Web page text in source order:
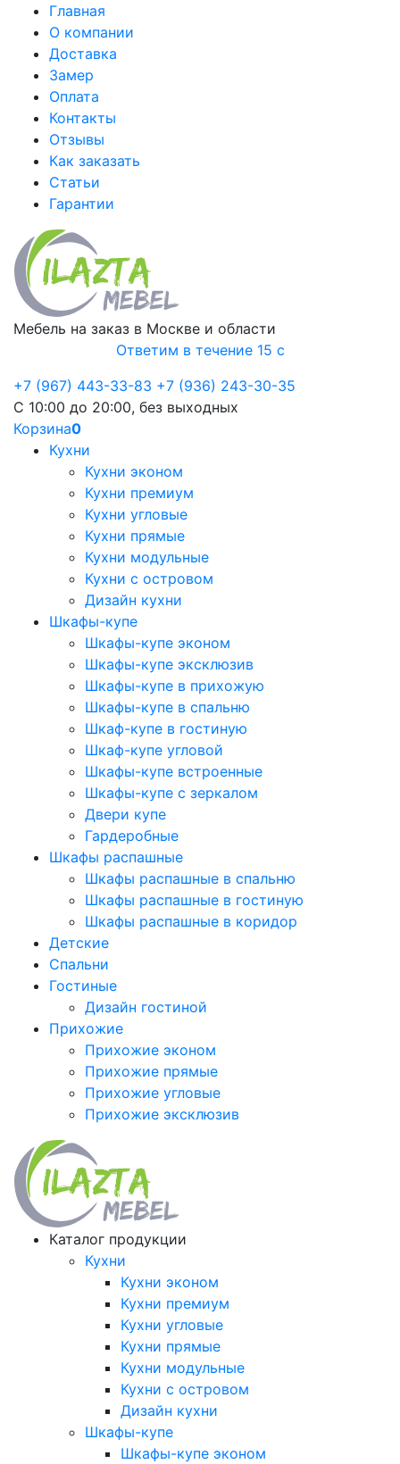
Главная
О компании
Доставка
Замер
Оплата
Контакты
Отзывы
Как заказать
Статьи
Гарантии
Мебель на заказ в Москве и области
Ответим в течение 15 с
+7 (967) 443-33-83 +7 (936) 243-30-35
С 10:00 до 20:00, без выходных
Корзина0
Кухни
Кухни эконом
Кухни премиум
Кухни угловые
Кухни прямые
Кухни модульные
Кухни с островом
Дизайн кухни
Шкафы-купе
Шкафы-купе эконом
Шкафы-купе эксклюзив
Шкафы-купе в прихожую
Шкафы-купе в спальню
Шкаф-купе в гостиную
Шкаф-купе угловой
Шкафы-купе встроенные
Шкафы-купе с зеркалом
Двери купе
Гардеробные
Шкафы распашные
Шкафы распашные в спальню
Шкафы распашные в гостиную
Шкафы распашные в коридор
Детские
Спальни
Гостиные
Дизайн гостиной
Прихожие
Прихожие эконом
Прихожие прямые
Прихожие угловые
Прихожие эксклюзив
Каталог продукции
Кухни
Кухни эконом
Кухни премиум
Кухни угловые
Кухни прямые
Кухни модульные
Кухни с островом
Дизайн кухни
Шкафы-купе
Шкафы-купе эконом